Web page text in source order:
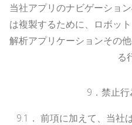
当社アプリのナビゲーショ
は複製するために、ロボッ
解析アプリケーションその
る
9 ．禁止
9.1 ． 前項に加えて、当社